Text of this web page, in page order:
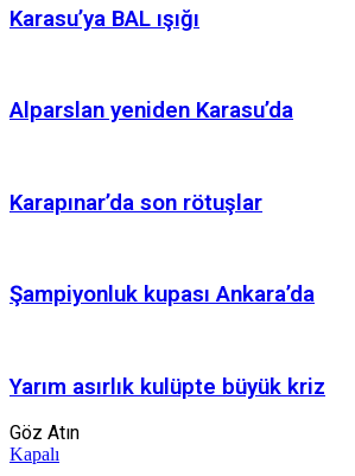
Karasu’ya BAL ışığı
Alparslan yeniden Karasu’da
Karapınar’da son rötuşlar
Şampiyonluk kupası Ankara’da
Yarım asırlık kulüpte büyük kriz
Göz Atın
Kapalı